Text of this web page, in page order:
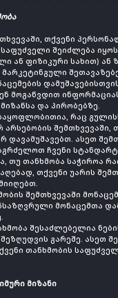
თქვენი
საფუძველი შეიძლება
ან ფიზიკური სახით) ან
მოგაწვდით
და პირობებზე.
რაც
არსებობის შემთხვევაში,
დავამუშავებთ. ასეთ
ჩვენი
თუ თანხმობა საჭიროა
თქვენი უარის
შემთხვევაში
მონაცემთა
შესაძლებელია
გარეშე. ასეთ
თანხმობის
მიზანი